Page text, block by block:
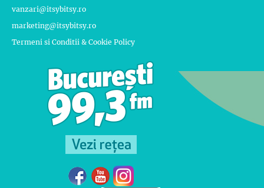
vanzari@itsybitsy.ro
marketing@itsybitsy.ro
Termeni si Conditii & Cookie Policy